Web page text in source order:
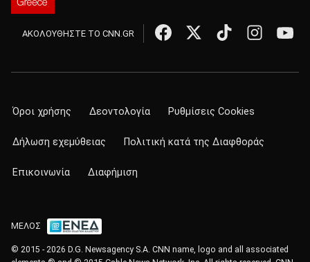
ΑΚΟΛΟΥΘΗΣΤΕ ΤΟ CNN.GR
Όροι χρήσης Δεοντολογία Ρυθμίσεις Cookies
Δήλωση εχεμύθειας Πολιτική κατά της Διαφθοράς
Επικοινωνία Διαφήμιση
ΜΕΛΟΣ
© 2015 - 2026 D.G. Newsagency S.A. CNN name, logo and all associated